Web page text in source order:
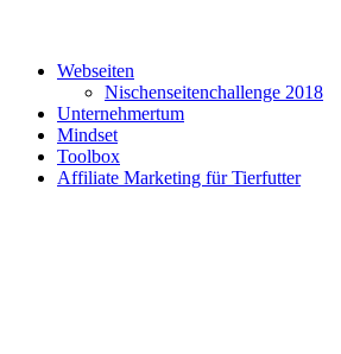
Webseiten
Nischenseitenchallenge 2018
Unternehmertum
Mindset
Toolbox
Affiliate Marketing für Tierfutter